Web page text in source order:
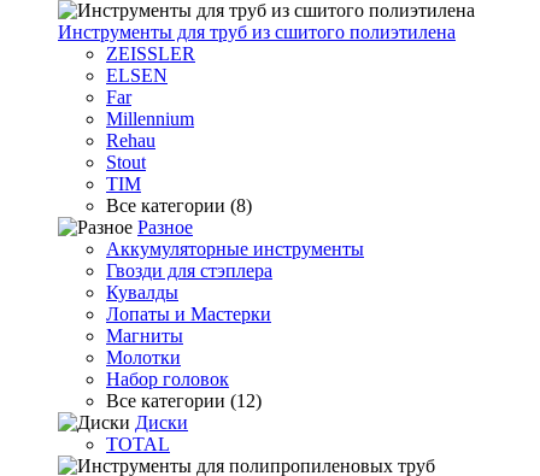
Инструменты для труб из сшитого полиэтилена
ZEISSLER
ELSEN
Far
Millennium
Rehau
Stout
TIM
Все категории (8)
Разное
Аккумуляторные инструменты
Гвозди для стэплера
Кувалды
Лопаты и Мастерки
Магниты
Молотки
Набор головок
Все категории (12)
Диски
TOTAL